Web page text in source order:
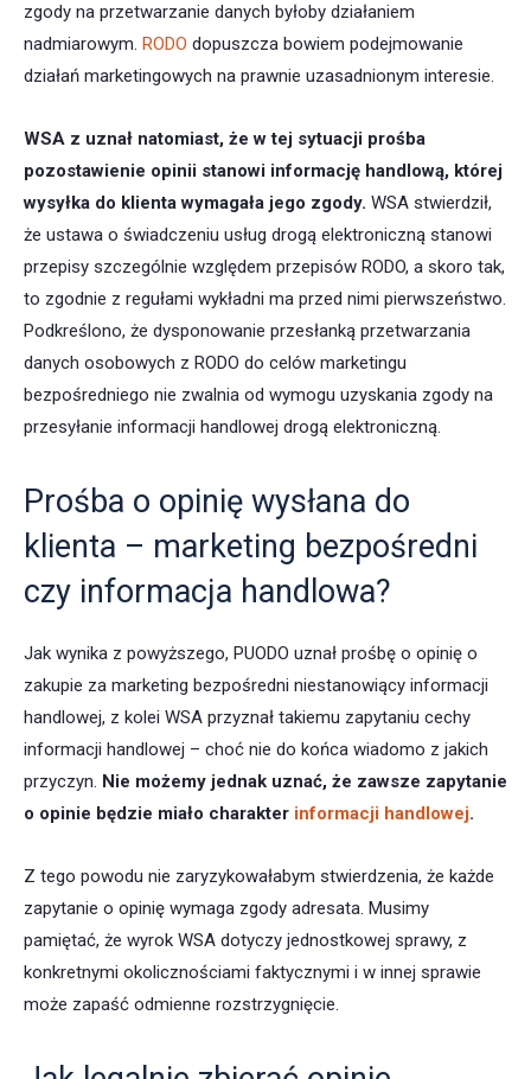
zgody na przetwarzanie danych byłoby działaniem
nadmiarowym. RODO dopuszcza bowiem podejmowanie
działań marketingowych na prawnie uzasadnionym interesie.
WSA z uznał natomiast, że w tej sytuacji prośba
pozostawienie opinii stanowi informację handlową, której
wysyłka do klienta wymagała jego zgody. WSA stwierdził,
że ustawa o świadczeniu usług drogą elektroniczną stanowi
przepisy szczególnie względem przepisów RODO, a skoro tak,
to zgodnie z regułami wykładni ma przed nimi pierwszeństwo.
Podkreślono, że dysponowanie przesłanką przetwarzania
danych osobowych z RODO do celów marketingu
bezpośredniego nie zwalnia od wymogu uzyskania zgody na
przesyłanie informacji handlowej drogą elektroniczną.
Prośba o opinię wysłana do
klienta – marketing bezpośredni
czy informacja handlowa?
Jak wynika z powyższego, PUODO uznał prośbę o opinię o
zakupie za marketing bezpośredni niestanowiący informacji
handlowej, z kolei WSA przyznał takiemu zapytaniu cechy
informacji handlowej – choć nie do końca wiadomo z jakich
przyczyn. Nie możemy jednak uznać, że zawsze zapytanie
o opinie będzie miało charakter informacji handlowej.
Z tego powodu nie zaryzykowałabym stwierdzenia, że każde
zapytanie o opinię wymaga zgody adresata. Musimy
pamiętać, że wyrok WSA dotyczy jednostkowej sprawy, z
konkretnymi okolicznościami faktycznymi i w innej sprawie
może zapaść odmienne rozstrzygnięcie.